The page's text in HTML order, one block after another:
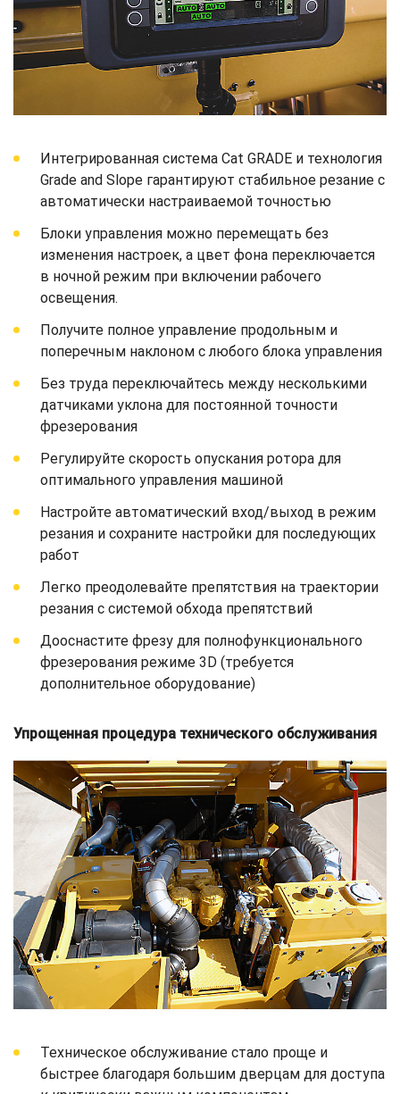
Интегрированная система Cat GRADE и технология
Grade and Slope гарантируют стабильное резание с
автоматически настраиваемой точностью
Блоки управления можно перемещать без
изменения настроек, а цвет фона переключается
в ночной режим при включении рабочего
освещения.
Получите полное управление продольным и
поперечным наклоном с любого блока управления
Без труда переключайтесь между несколькими
датчиками уклона для постоянной точности
фрезерования
Регулируйте скорость опускания ротора для
оптимального управления машиной
Настройте автоматический вход/выход в режим
резания и сохраните настройки для последующих
работ
Легко преодолевайте препятствия на траектории
резания с системой обхода препятствий
Дооснастите фрезу для полнофункционального
фрезерования режиме 3D (требуется
дополнительное оборудование)
Упрощенная процедура технического обслуживания
Техническое обслуживание стало проще и
быстрее благодаря большим дверцам для доступа